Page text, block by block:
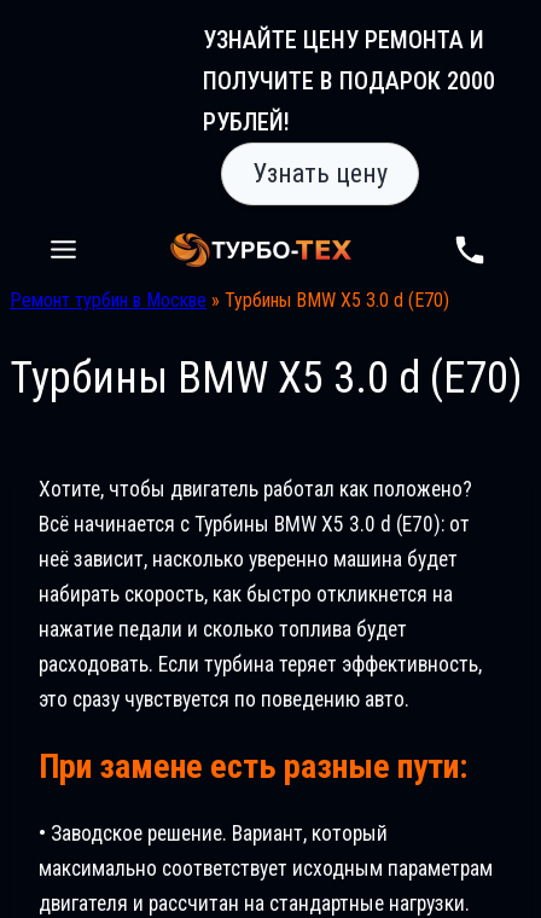
УЗНАЙТЕ ЦЕНУ РЕМОНТА И
ПОЛУЧИТЕ В ПОДАРОК 2000
РУБЛЕЙ!
Узнать цену
Ремонт турбин в Москве » Турбины BMW X5 3.0 d (E70)
Турбины BMW X5 3.0 d (E70)
Хотите, чтобы двигатель работал как положено?
Всё начинается с Турбины BMW X5 3.0 d (E70): от
неё зависит, насколько уверенно машина будет
набирать скорость, как быстро откликнется на
нажатие педали и сколько топлива будет
расходовать. Если турбина теряет эффективность,
это сразу чувствуется по поведению авто.
При замене есть разные пути:
• Заводское решение. Вариант, который
максимально соответствует исходным параметрам
двигателя и рассчитан на стандартные нагрузки.